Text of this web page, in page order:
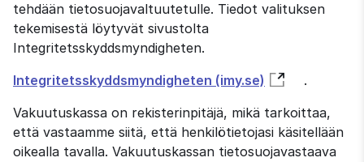
tehdään tietosuojavaltuutetulle. Tiedot valituksen
tekemisestä löytyvät sivustolta
Integritetsskyddsmyndigheten.
Integritetsskyddsmyndigheten (imy.se)
.
Vakuutuskassa on rekisterinpitäjä, mikä tarkoittaa,
että vastaamme siitä, että henkilötietojasi käsitellään
oikealla tavalla. Vakuutuskassan tietosuojavastaava